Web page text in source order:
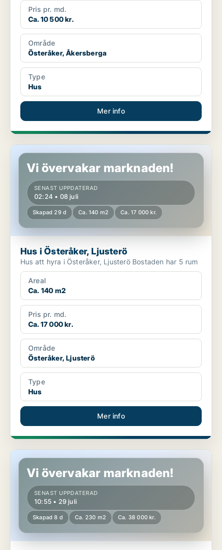
Pris pr. md.
Ca. 10 500 kr.
Område
Österåker, Åkersberga
Type
Hus
Mer info
Hus i Österåker, Ljusterö
Vi övervakar marknaden!
SENAST UPPDATERAD
02:24 • 08 juli
Skapad 29 d Ca. 140 m2 Ca. 17 000 kr.
Hus i Österåker, Ljusterö
Hus att hyra i Österåker, Ljusterö Bostaden har 5 rum
Areal
Ca. 140 m2
Pris pr. md.
Ca. 17 000 kr.
Område
Österåker, Ljusterö
Type
Hus
Mer info
Hus i Österåker, Åkersberga
Vi övervakar marknaden!
SENAST UPPDATERAD
10:55 • 29 juli
Skapad 8 d Ca. 230 m2 Ca. 38 000 kr.